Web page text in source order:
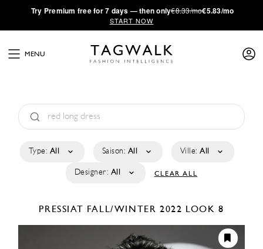
·Try Premium free for 7 days — then only€8.33/mo€5.83/mo
START NOW
MENU
Type: All Saison: All Ville: All
Designer: All CLEAR ALL
PRESSIAT FALL/WINTER 2022 LOOK 8